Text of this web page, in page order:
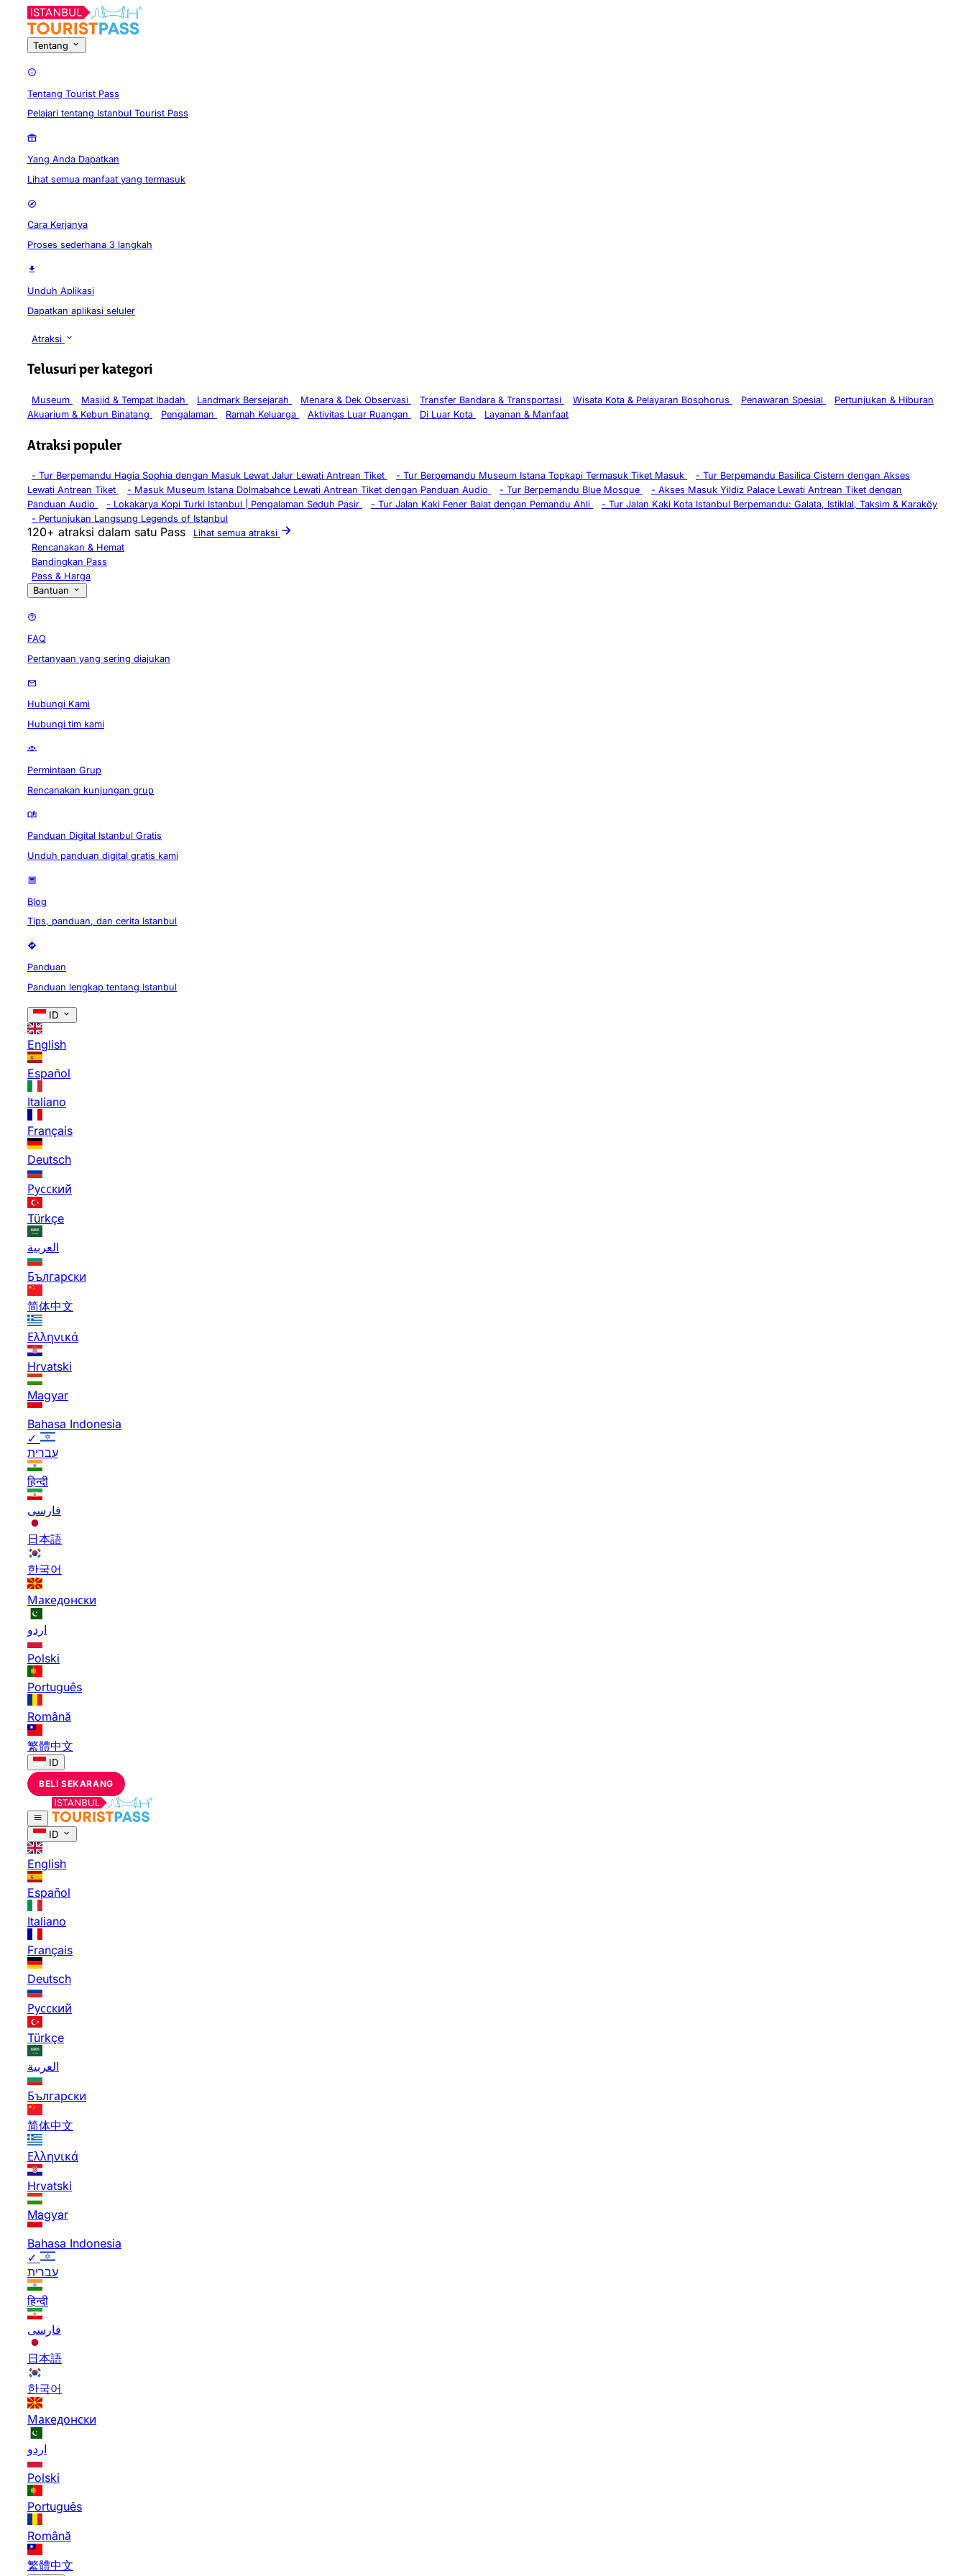
Tentang
Tentang Tourist Pass
Pelajari tentang Istanbul Tourist Pass
Yang Anda Dapatkan
Lihat semua manfaat yang termasuk
Cara Kerjanya
Proses sederhana 3 langkah
Unduh Aplikasi
Dapatkan aplikasi seluler
Atraksi
Telusuri per kategori
Museum Masjid & Tempat Ibadah Landmark Bersejarah Menara & Dek Observasi Transfer Bandara & Transportasi Wisata Kota & Pelayaran Bosphorus Penawaran Spesial
Pertunjukan & Hiburan
Akuarium & Kebun Binatang
Pengalaman Ramah Keluarga Aktivitas Luar Ruangan Di Luar Kota Layanan & Manfaat
Atraksi populer
- Tur Berpemandu Hagia Sophia dengan Masuk Lewat Jalur Lewati Antrean Tiket - Tur Berpemandu Museum Istana Topkapi Termasuk Tiket Masuk - Tur Berpemandu Basilica Cistern dengan Akses
Lewati Antrean Tiket
- Masuk Museum Istana Dolmabahce Lewati Antrean Tiket dengan Panduan Audio - Tur Berpemandu Blue Mosque - Akses Masuk Yildiz Palace Lewati Antrean Tiket dengan
Panduan Audio
- Lokakarya Kopi Turki Istanbul | Pengalaman Seduh Pasir - Tur Jalan Kaki Fener Balat dengan Pemandu Ahli - Tur Jalan Kaki Kota Istanbul Berpemandu: Galata, Istiklal, Taksim & Karaköy
- Pertunjukan Langsung Legends of Istanbul
120+ atraksi dalam satu Pass
Lihat semua atraksi
Rencanakan & Hemat
Bandingkan Pass
Pass & Harga
Bantuan
FAQ
Pertanyaan yang sering diajukan
Hubungi Kami
Hubungi tim kami
Permintaan Grup
Rencanakan kunjungan grup
Panduan Digital Istanbul Gratis
Unduh panduan digital gratis kami
Blog
Tips, panduan, dan cerita Istanbul
Panduan
Panduan lengkap tentang Istanbul
ID
English
Español
Italiano
Français
Deutsch
Русский
Türkçe
العربية
Български
简体中文
Ελληνικά
Hrvatski
Magyar
Bahasa Indonesia
✓
עברית
हिन्दी
فارسی
日本語
한국어
Македонски
اردو
Polski
Português
Română
繁體中文
ID
BELI SEKARANG
ID
English
Español
Italiano
Français
Deutsch
Русский
Türkçe
العربية
Български
简体中文
Ελληνικά
Hrvatski
Magyar
Bahasa Indonesia
✓
עברית
हिन्दी
فارسی
日本語
한국어
Македонски
اردو
Polski
Português
Română
繁體中文